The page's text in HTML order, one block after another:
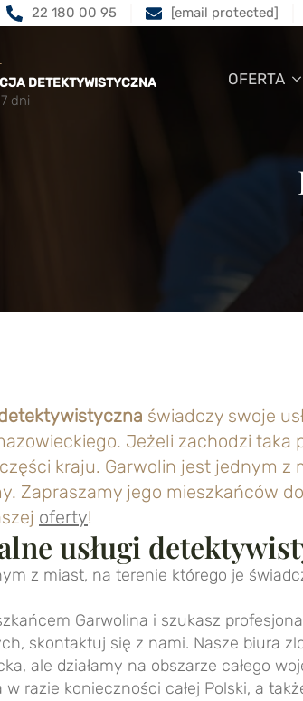
22 180 00 95 [email protected]
DETEKTYWISTYCZNA
dni
OFERTA
świadczy swoje
Jeżeli zachodzi taka
kraju. Garwolin jest jednym z
Zapraszamy jego mieszkańców
oferty!
usługi
z miast, na terenie którego je
Garwolina i szukasz
skontaktuj się z nami. Nasze biura
ale działamy na obszarze całego
w razie konieczności całej Polski, a